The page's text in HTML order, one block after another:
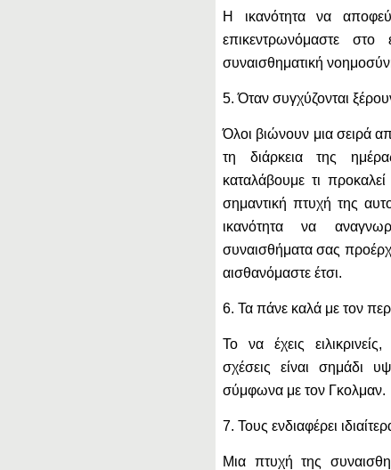
Η ικανότητα να
επικεντρωνόμαστε
συναισθηματική
5. Όταν συγχύζονται
Όλοι βιώνουν μια σειρά
τη διάρκεια της
καταλάβουμε τι
σημαντική πτυχή της
ικανότητα να
συναισθήματα σας
αισθανόμαστε έτσι.
6. Τα πάνε καλά με τον
Το να έχεις
σχέσεις είναι σημάδι
σύμφωνα με τον Γκολμαν.
7. Τους ενδιαφέρει
Μια πτυχή της